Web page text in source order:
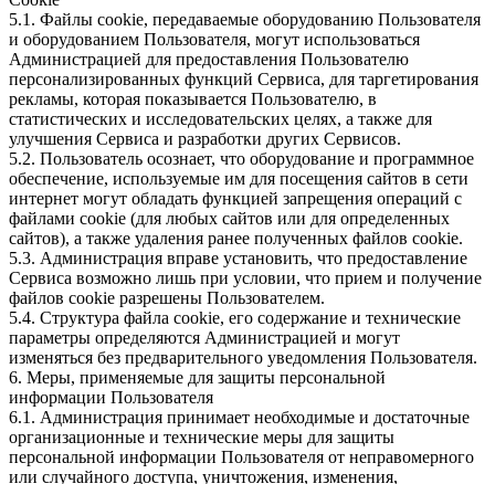
5.1. Файлы cookie, передаваемые оборудованию Пользователя
и оборудованием Пользователя, могут использоваться
Администрацией для предоставления Пользователю
персонализированных функций Сервиса, для таргетирования
рекламы, которая показывается Пользователю, в
статистических и исследовательских целях, а также для
улучшения Сервиса и разработки других Сервисов.
5.2. Пользователь осознает, что оборудование и программное
обеспечение, используемые им для посещения сайтов в сети
интернет могут обладать функцией запрещения операций с
файлами cookie (для любых сайтов или для определенных
сайтов), а также удаления ранее полученных файлов cookie.
5.3. Администрация вправе установить, что предоставление
Сервиса возможно лишь при условии, что прием и получение
файлов cookie разрешены Пользователем.
5.4. Структура файла cookie, его содержание и технические
параметры определяются Администрацией и могут
изменяться без предварительного уведомления Пользователя.
6. Меры, применяемые для защиты персональной
информации Пользователя
6.1. Администрация принимает необходимые и достаточные
организационные и технические меры для защиты
персональной информации Пользователя от неправомерного
или случайного доступа, уничтожения, изменения,